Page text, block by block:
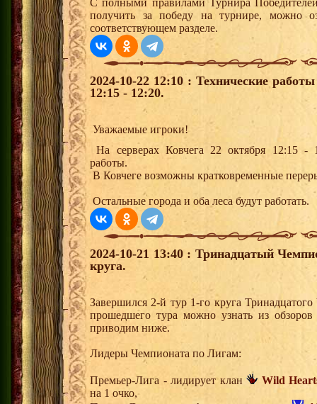
С полными правилами Турнира
получить за победу на турнире, можно
соответствующем разделе.
2024-10-22 12:10 : Технические
12:15 - 12:20.
Уважаемые игроки!
На серверах Ковчега 22 октября 12:15 -
работы.
В Ковчеге возможны кратковременные
Остальные города и оба леса будут работать.
2024-10-21 13:40 : Тринадцатый
круга.
Завершился 2-й тур 1-го круга
прошедшего тура можно узнать из
приводим ниже.
Лидеры Чемпионата по Лигам:
Премьер-Лига - лидирует клан
Wild
на 1 очко,